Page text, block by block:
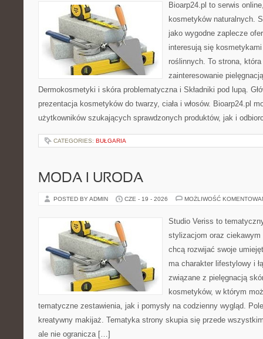
Bioarp24.pl to serwis
kosmetyków naturalnych.
jako wygodne zaplecze
interesują się
roślinnych. To strona,
zainteresowanie
Dermokosmetyki i skóra problematyczna i Składniki pod lupą.
prezentacja kosmetyków do twarzy, ciała i włosów. Bioarp24.pl
użytkowników szukających sprawdzonych produktów, jak i
CATEGORIES: BUŁGARIA
MODA I URODA
POSTED BY ADMIN CZE - 19 - 2026 MOŻLIWOŚĆ
Studio Veriss to
stylizacjom oraz ciekawym
chcą rozwijać swoje
ma charakter lifestylowy i
związane z pielęgnacją
kosmetyków, w którym
tematyczne zestawienia, jak i pomysły na codzienny wygląd.
kreatywny makijaż. Tematyka strony skupia się przede
ale nie ogranicza […]